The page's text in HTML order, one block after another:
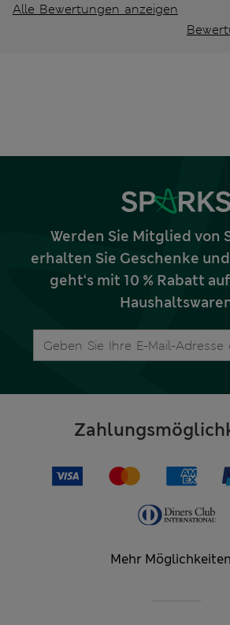
Alle Bewertungen anzeigen
Werden Sie Mitglied von
erhalten Sie Geschenke
geht‘s mit 10 % Rabatt
Mehr Möglichkeiten